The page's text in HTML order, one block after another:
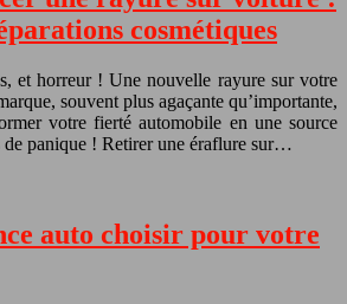
cosmétiques
et horreur ! Une nouvelle rayure sur votre
souvent plus agaçante qu’importante,
votre fierté automobile en une source
de panique ! Retirer une éraflure sur…
auto choisir pour votre